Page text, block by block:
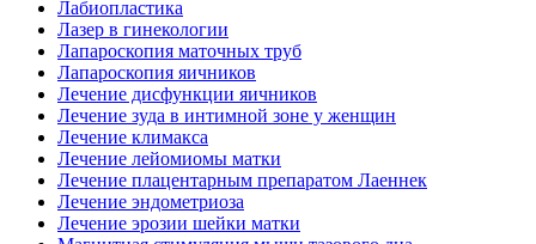
Лабиопластика
Лазер в гинекологии
Лапароскопия маточных труб
Лапароскопия яичников
Лечение дисфункции яичников
Лечение зуда в интимной зоне у женщин
Лечение климакса
Лечение лейомиомы матки
Лечение плацентарным препаратом Лаеннек
Лечение эндометриоза
Лечение эрозии шейки матки